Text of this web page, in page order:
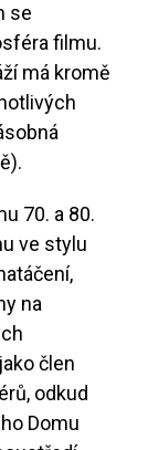
se
filmu.
má kromě
70. a 80.
ve stylu
na
člen
odkud
Domu